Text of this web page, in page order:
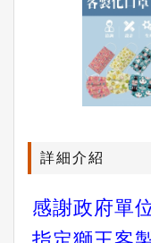
詳細介紹
感謝政府單